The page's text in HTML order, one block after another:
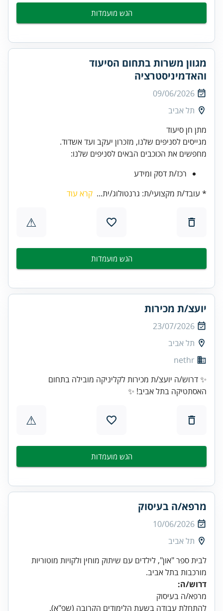
הגש מועמדות
מגוון משרות בתחום הסיעוד
והאדמיניסטרציה
09/06/2026
תל אביב
מתן חן סיעוד
מגייסים לסניפים שלנו, מזכרון יעקב ועד אשדוד.
מחפשים את הכוכבים הבאים לסניפים שלנו:
רכז/ת דסק ומידע
* עובד/ת מקצועי/ת: גרנטולוג/ית... קרא עוד
⚠
הגש מועמדות
יועצ/ת מכירות
23/07/2026
תל אביב
nethr
✨ דרוש/ה יועצ/ת מכירות לקליניקה מובילה בתחום
האסתטיקה בתל אביב! ✨
⚠
הגש מועמדות
מרפא/ה בעיסוק
10/06/2026
תל אביב
לבית ספר "און", לילדים עם שיתוק מוחין ולקויות מוטוריות
מורכבות בתל אביב.
דרוש/ה:
מרפא/ה בעיסוק
להתחלת עבודה בשעת הלימודים הקרובה (שפ"א).